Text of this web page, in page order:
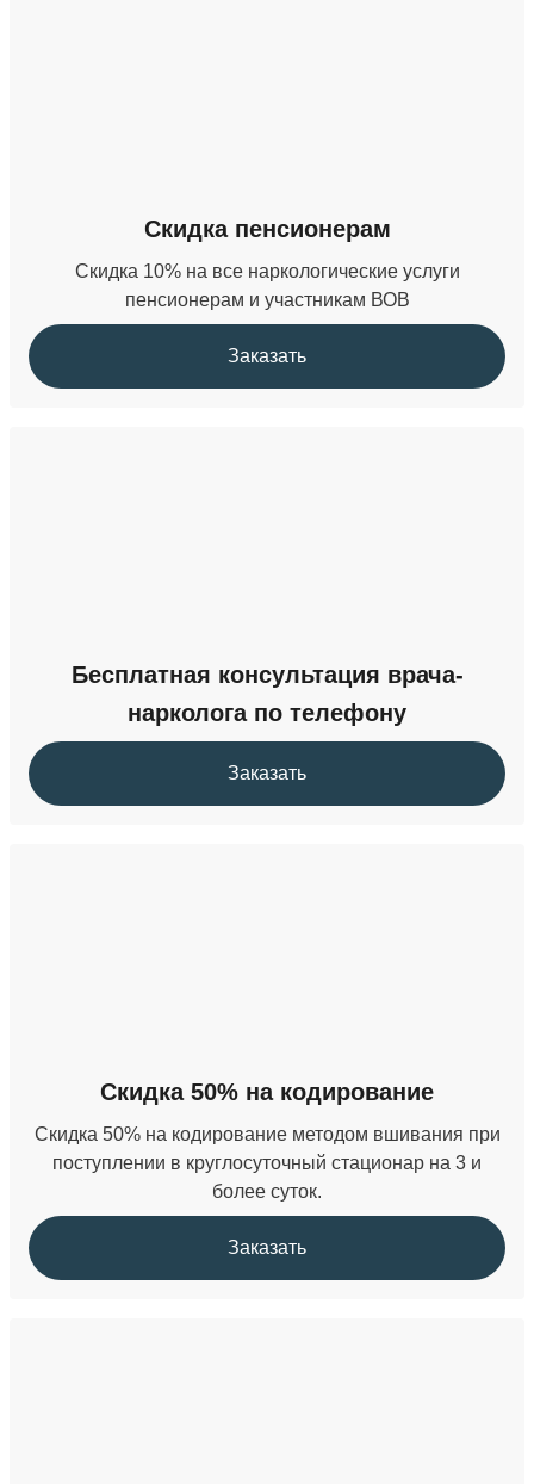
3 500 ₽
Скидка пенсионерам
Скидка 10% на все наркологические услуги
пенсионерам и участникам ВОВ
Заказать
Бесплатная консультация врача-
нарколога по телефону
Заказать
Скидка 50% на кодирование
Скидка 50% на кодирование методом вшивания при
поступлении в круглосуточный стационар на 3 и
более суток.
Заказать